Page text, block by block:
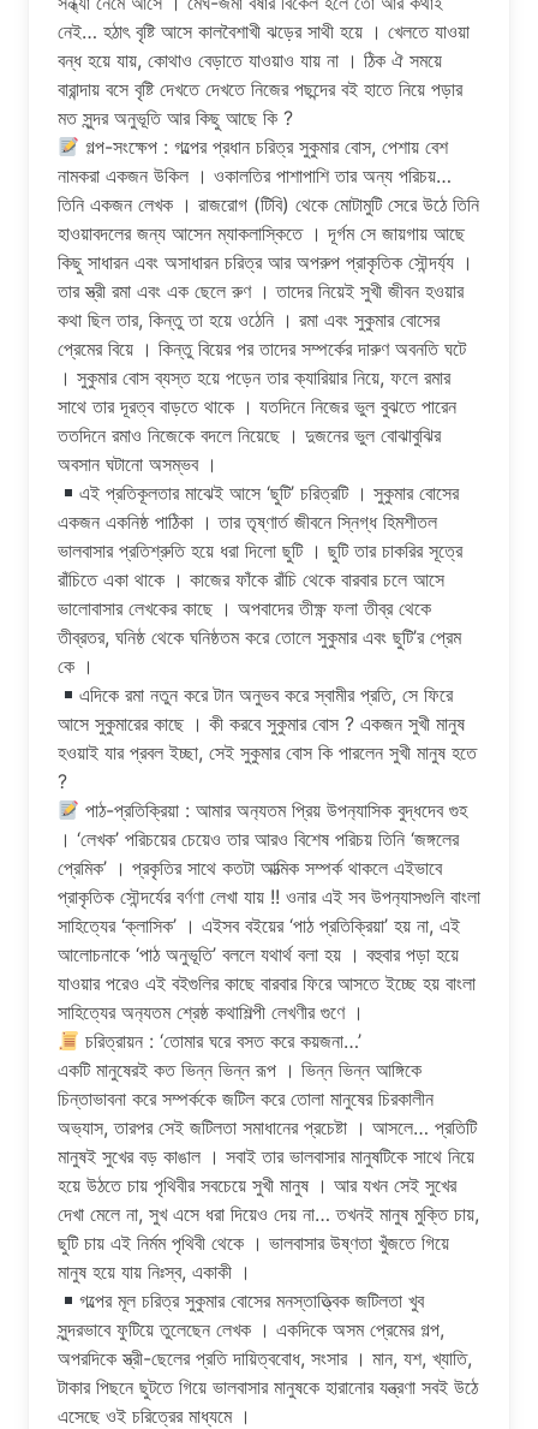
নেই… হঠাৎ বৃষ্টি আসে কালবৈশাখী ঝড়ের সাথী হয়ে । খেলতে যাওয়া
বন্ধ হয়ে যায়, কোথাও বেড়াতে যাওয়াও যায় না । ঠিক ঐ সময়ে
বারান্দায় বসে বৃষ্টি দেখতে দেখতে নিজের পছন্দের বই হাতে নিয়ে পড়ার
মত সুন্দর অনুভূতি আর কিছু আছে কি ?
গল্প-সংক্ষেপ : গল্পের প্রধান চরিত্র সুকুমার বোস, পেশায় বেশ
নামকরা একজন উকিল । ওকালতির পাশাপাশি তার অন্য পরিচয়…
তিনি একজন লেখক । রাজরোগ (টিবি) থেকে মোটামুটি সেরে উঠে তিনি
হাওয়াবদলের জন্য আসেন ম্যাকলাস্কিতে । দূর্গম সে জায়গায় আছে
কিছু সাধারন এবং অসাধারন চরিত্র আর অপরুপ প্রাকৃতিক সৌন্দর্য্য ।
তার স্ত্রী রমা এবং এক ছেলে রুণ । তাদের নিয়েই সুখী জীবন হওয়ার
কথা ছিল তার, কিন্তু তা হয়ে ওঠেনি । রমা এবং সুকুমার বোসের
প্রেমের বিয়ে । কিন্তু বিয়ের পর তাদের সম্পর্কের দারুণ অবনতি ঘটে
। সুকুমার বোস ব্যস্ত হয়ে পড়েন তার ক্যারিয়ার নিয়ে, ফলে রমার
সাথে তার দূরত্ব বাড়তে থাকে । যতদিনে নিজের ভুল বুঝতে পারেন
ততদিনে রমাও নিজেকে বদলে নিয়েছে । দুজনের ভুল বোঝাবুঝির
অবসান ঘটানো অসম্ভব ।
এই প্রতিকূলতার মাঝেই আসে ‘ছুটি’ চরিত্রটি । সুকুমার বোসের
একজন একনিষ্ঠ পাঠিকা । তার তৃষ্ণার্ত জীবনে স্নিগ্ধ হিমশীতল
ভালবাসার প্রতিশ্রুতি হয়ে ধরা দিলো ছুটি । ছুটি তার চাকরির সূত্রে
রাঁচিতে একা থাকে । কাজের ফাঁকে রাঁচি থেকে বারবার চলে আসে
ভালোবাসার লেখকের কাছে । অপবাদের তীক্ষ্ণ ফলা তীব্র থেকে
তীব্রতর, ঘনিষ্ঠ থেকে ঘনিষ্ঠতম করে তোলে সুকুমার এবং ছুটি’র প্রেম
কে ।
এদিকে রমা নতুন করে টান অনুভব করে স্বামীর প্রতি, সে ফিরে
আসে সুকুমারের কাছে । কী করবে সুকুমার বোস ? একজন সুখী মানুষ
হওয়াই যার প্রবল ইচ্ছা, সেই সুকুমার বোস কি পারলেন সুখী মানুষ হতে
?
পাঠ-প্রতিক্রিয়া : আমার অন‍্যতম প্রিয় উপন‍্যাসিক বুদ্ধদেব গুহ
। ‘লেখক’ পরিচয়ের চেয়েও তার আরও বিশেষ পরিচয় তিনি ‘জঙ্গলের
প্রেমিক’ । প্রকৃতির সাথে কতটা আত্মিক সম্পর্ক থাকলে এইভাবে
প্রাকৃতিক সৌন্দর্যের বর্ণণা লেখা যায় !! ওনার এই সব উপন‍্যাসগুলি বাংলা
সাহিত্যের ‘ক্লাসিক’ । এইসব বইয়ের ‘পাঠ প্রতিক্রিয়া’ হয় না, এই
আলোচনাকে ‘পাঠ অনুভূতি’ বললে যথার্থ বলা হয় । বহুবার পড়া হয়ে
যাওয়ার পরেও এই বইগুলির কাছে বারবার ফিরে আসতে ইচ্ছে হয় বাংলা
সাহিত্যের অন‍্যতম শ্রেষ্ঠ কথাশিল্পী লেখণীর গুণে ।
চরিত্রায়ন : ‘তোমার ঘরে বসত করে কয়জনা…’
একটি মানুষেরই কত ভিন্ন ভিন্ন রূপ । ভিন্ন ভিন্ন আঙ্গিকে
চিন্তাভাবনা করে সম্পর্ককে জটিল করে তোলা মানুষের চিরকালীন
অভ‍্যাস, তারপর সেই জটিলতা সমাধানের প্রচেষ্টা । আসলে… প্রতিটি
মানুষই সুখের বড় কাঙাল । সবাই তার ভালবাসার মানুষটিকে সাথে নিয়ে
হয়ে উঠতে চায় পৃথিবীর সবচেয়ে সুখী মানুষ । আর যখন সেই সুখের
দেখা মেলে না, সুখ এসে ধরা দিয়েও দেয় না… তখনই মানুষ মুক্তি চায়,
ছুটি চায় এই নির্মম পৃথিবী থেকে । ভালবাসার উষ্ণতা খুঁজতে গিয়ে
মানুষ হয়ে যায় নিঃস্ব, একাকী ।
গল্পের মূল চরিত্র সুকুমার বোসের মনস্তাত্ত্বিক জটিলতা খুব
সুন্দরভাবে ফুটিয়ে তুলেছেন লেখক । একদিকে অসম প্রেমের গল্প,
অপরদিকে স্ত্রী-ছেলের প্রতি দায়িত্ববোধ, সংসার । মান, যশ, খ্যাতি,
টাকার পিছনে ছুটতে গিয়ে ভালবাসার মানুষকে হারানোর যন্ত্রণা সবই উঠে
এসেছে ওই চরিত্রের মাধ্যমে ।